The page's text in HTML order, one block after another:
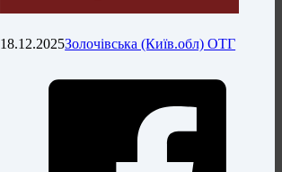
18.12.2025Золочівська (Київ.обл) ОТГ